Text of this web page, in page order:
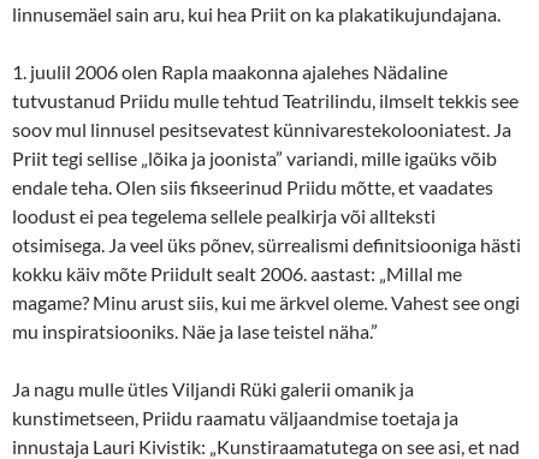
linnusemäel sain aru, kui hea Priit on ka plakatikujundajana.
1. juulil 2006 olen Rapla maakonna ajalehes Nädaline
tutvustanud Priidu mulle tehtud Teatrilindu, ilmselt tekkis see
soov mul linnusel pesitsevatest künnivarestekolooniatest. Ja
Priit tegi sellise „lõika ja joonista” variandi, mille igaüks võib
endale teha. Olen siis fikseerinud Priidu mõtte, et vaadates
loodust ei pea tegelema sellele pealkirja või allteksti
otsimisega. Ja veel üks põnev, sürrealismi definitsiooniga hästi
kokku käiv mõte Priidult sealt 2006. aastast: „Millal me
magame? Minu arust siis, kui me ärkvel oleme. Vahest see ongi
mu inspiratsiooniks. Näe ja lase teistel näha.”
Ja nagu mulle ütles Viljandi Rüki galerii omanik ja
kunstimetseen, Priidu raamatu väljaandmise toetaja ja
innustaja Lauri Kivistik: „Kunstiraamatutega on see asi, et nad